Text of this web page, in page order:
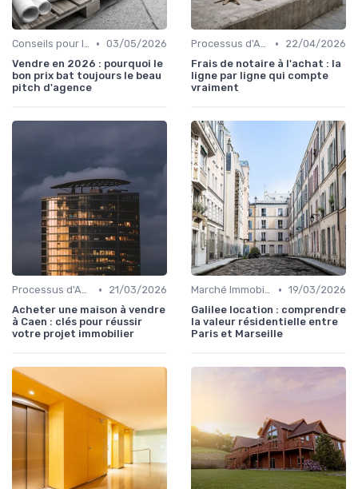
Conseils pour la Vente de Biens • 03/05/2026
Vendre en 2026 : pourquoi le
bon prix bat toujours le beau
pitch d'agence
Processus d'Achat Immobilier •
22/04/2026
Frais de notaire à l'achat : la
ligne par ligne qui compte
vraiment
Processus d'Achat Immobilier •
21/03/2026
Acheter une maison à vendre
à Caen : clés pour réussir
votre projet immobilier
Marché Immobilier et Prix • 19/03/2026
Galilee location : comprendre
la valeur résidentielle entre
Paris et Marseille